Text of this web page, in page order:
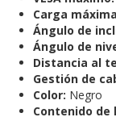
Carga
Ángulo de
Ángulo de
Distancia al
Gestión de
Color: Negro
Contenido de